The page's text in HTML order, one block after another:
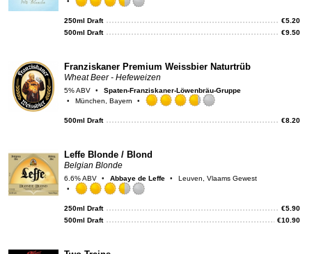
Untappd
250ml Draft €5.20
500ml Draft
€9.50
Franziskaner Premium Weissbier Naturtrüb
Wheat Beer - Hefeweizen
5% ABV
Spaten-Franziskaner-Löwenbräu-Gruppe
München, Bayern
500ml Draft €8.20
Leffe Blonde / Blond
Belgian Blonde
6.6% ABV Abbaye de Leffe Leuven, Vlaams Gewest
250ml Draft €5.90
500ml Draft
€10.90